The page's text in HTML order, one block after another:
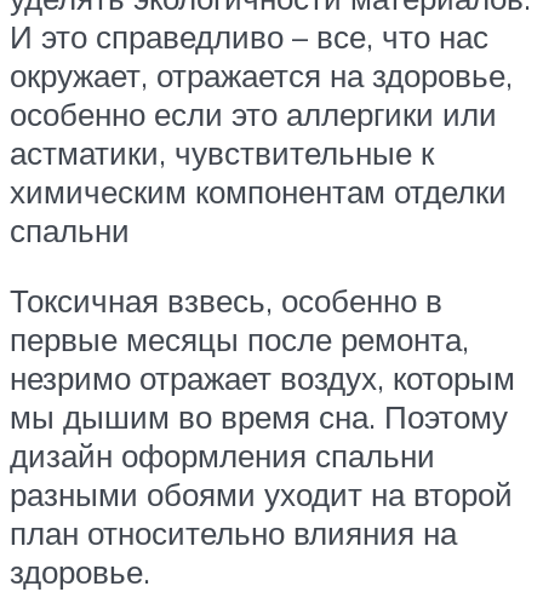
И это справедливо – все, что нас
окружает, отражается на здоровье,
особенно если это аллергики или
астматики, чувствительные к
химическим компонентам отделки
спальни
Токсичная взвесь, особенно в
первые месяцы после ремонта,
незримо отражает воздух, которым
мы дышим во время сна. Поэтому
дизайн оформления спальни
разными обоями уходит на второй
план относительно влияния на
здоровье.